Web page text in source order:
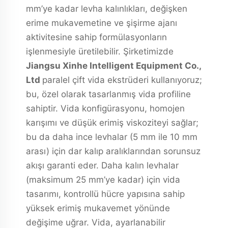
mm’ye kadar levha kalınlıkları, değişken
erime mukavemetine ve şişirme ajanı
aktivitesine sahip formülasyonların
işlenmesiyle üretilebilir. Şirketimizde
Jiangsu Xinhe Intelligent Equipment Co.,
Ltd paralel çift vida ekstrüderi kullanıyoruz;
bu, özel olarak tasarlanmış vida profiline
sahiptir. Vida konfigürasyonu, homojen
karışımı ve düşük erimiş viskoziteyi sağlar;
bu da daha ince levhalar (5 mm ile 10 mm
arası) için dar kalıp aralıklarından sorunsuz
akışı garanti eder. Daha kalın levhalar
(maksimum 25 mm’ye kadar) için vida
tasarımı, kontrollü hücre yapısına sahip
yüksek erimiş mukavemet yönünde
değişime uğrar. Vida, ayarlanabilir